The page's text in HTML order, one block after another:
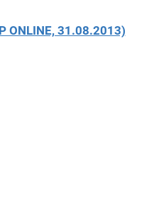
ONLINE, 31.08.2013)